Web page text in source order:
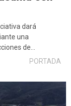
dará
una
de…
PORTADA